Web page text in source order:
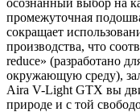
промежуточная
сокращает
производства, что
reduce» (разработано
окружающую среду),
Aira V-Light GTX вы
природе и с той